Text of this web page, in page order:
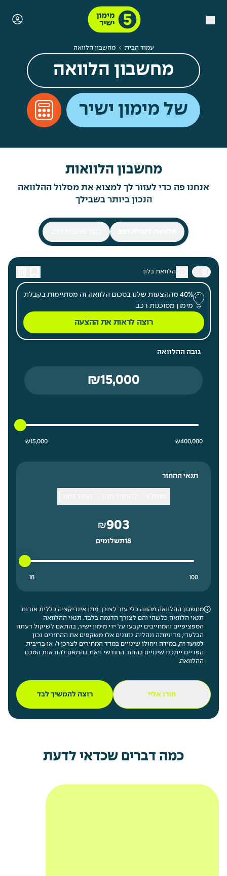
עמוד הבית מחשבון הלוואה
מחשבון הלוואה
של מימון ישיר
מחשבון הלוואות
אנחנו פה כדי לעזור לך למצוא את מסלול ההלוואה
הנכון ביותר בשבילך
הלוואת בלון
40% מההצעות שלנו בסכום הלוואה זה מסתיימות בקבלת
מימון מסוכנות רכב
רוצה לראות את ההצעה
גובה ההלוואה
15000 ₪ מחיר נמוך ביותר₪15,000 400000 ₪ מחיר גבוה ביותר ₪400,000
תנאי ההחזר
903
₪
18תשלומים
18 תשלומים נמוך ביותר18100 תשלומים גבוה ביותר 100
מחשבון ההלוואה מהווה כלי עזר לצורך מתן אינדיקציה כללית אודות
תנאי הלוואה כלשהי והם לצורך הדגמה בלבד. תנאי ההלוואה
הספציפיים והמחייבים יקבעו על ידי מימון ישיר, בהתאם לשיקול דעתה
הבלעדי, מדיניותה ונהליה. נתונים אלו משקפים את ההחזרים נכון
למועד זה, במידה ויחולו שינויים במדד המחירים לצרכן ו/ או בריבית
הפריים ייתכנו שינויים בהחזר החודשי וזאת בהתאם להוראות הסכם
ההלוואה.
חזרו אליי רוצה להמשיך לבד
כמה דברים שכדאי לדעת